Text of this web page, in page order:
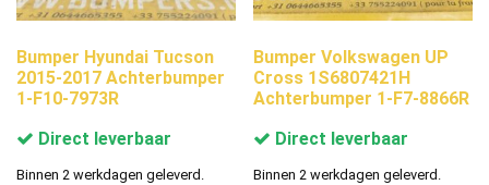
Bumper Hyundai Tucson
2015-2017 Achterbumper
1-F10-7973R
Direct leverbaar
Binnen 2 werkdagen geleverd.
Bumper Volkswagen UP
Cross 1S6807421H
Achterbumper 1-F7-8866R
Direct leverbaar
Binnen 2 werkdagen geleverd.